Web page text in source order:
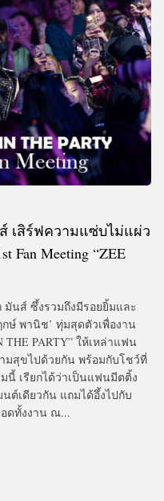
เสิร์ฟความแซ่บไม่แผ่ว
Fan Meeting “ZEE
นส์ ซึ้งรวมถึงมีรอยยิ้มและ
กษ์ พานิช’ ทุ่มสุดตัวเพื่องาน
THE PARTY” ให้เหล่าแฟน
มสุขไปด้วยกัน พร้อมกับโชว์ที่
นี้ เรียกได้ว่าเป็นแฟนมีตติ้ง
ต์เดียวกัน แถมได้อึ้งไปกับ
ดทั้งงาน ณ...